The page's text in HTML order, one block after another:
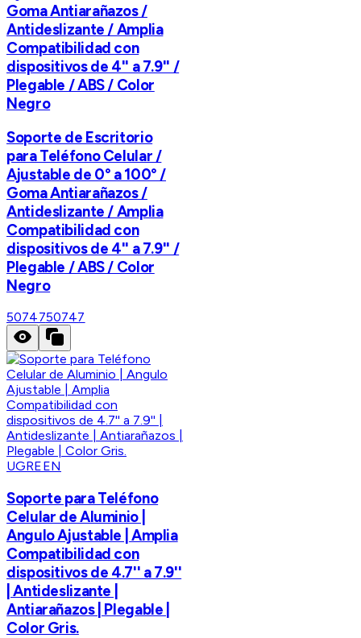
Goma Antiarañazos /
Antideslizante / Amplia
Compatibilidad con
dispositivos de 4'' a 7.9'' /
Plegable / ABS / Color
Negro
Soporte de Escritorio
para Teléfono Celular /
Ajustable de 0° a 100° /
Goma Antiarañazos /
Antideslizante / Amplia
Compatibilidad con
dispositivos de 4'' a 7.9'' /
Plegable / ABS / Color
Negro
5074750747
UGREEN
Soporte para Teléfono
Celular de Aluminio |
Angulo Ajustable | Amplia
Compatibilidad con
dispositivos de 4.7'' a 7.9''
| Antideslizante |
Antiarañazos | Plegable |
Color Gris.